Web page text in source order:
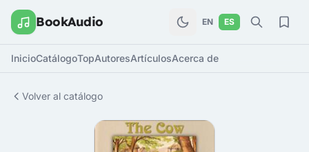
BookAudio EN ES
InicioCatálogoTopAutoresArtículosAcerca de
Volver al catálogo